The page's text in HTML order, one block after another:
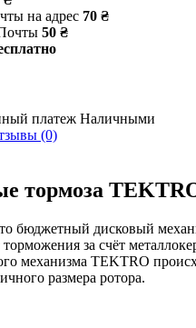
на адрес 70 ₴
50 ₴
платеж Наличными
(0)
тормоза
бюджетный дисковый
за счёт
механизма TEKTRO
размера ротора.